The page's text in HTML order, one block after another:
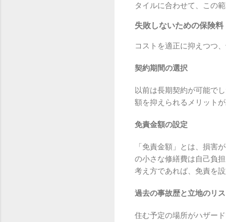
タイルに合わせて、この
失敗しないための保険
コストを適正に抑えつつ
契約期間の選択
以前は長期契約が可能で
額を抑えられるメリット
免責金額の設定
「免責金額」とは、損害
の小さな修繕費は自己負
考え方であれば、免責を
過去の事故歴と立地のリ
住む予定の場所がハザー